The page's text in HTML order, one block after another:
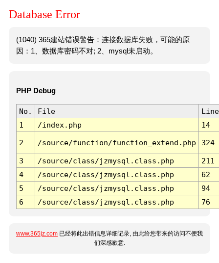
Database Error
(1040) 365建站错误警告：连接数据库失败，可能的原
因：1、数据库密码不对; 2、mysql未启动。
PHP Debug
No. File
Line
1
/index.php 14
2 /source/function/function_extend.php 324
3 /source/class/jzmysql.class.php
211
4
/source/class/jzmysql.class.php
62
5
/source/class/jzmysql.class.php
94
6
/source/class/jzmysql.class.php 76
www.365jz.com 已经将此出错信息详细记录, 由此给您带来的访问不便我
们深感歉意.